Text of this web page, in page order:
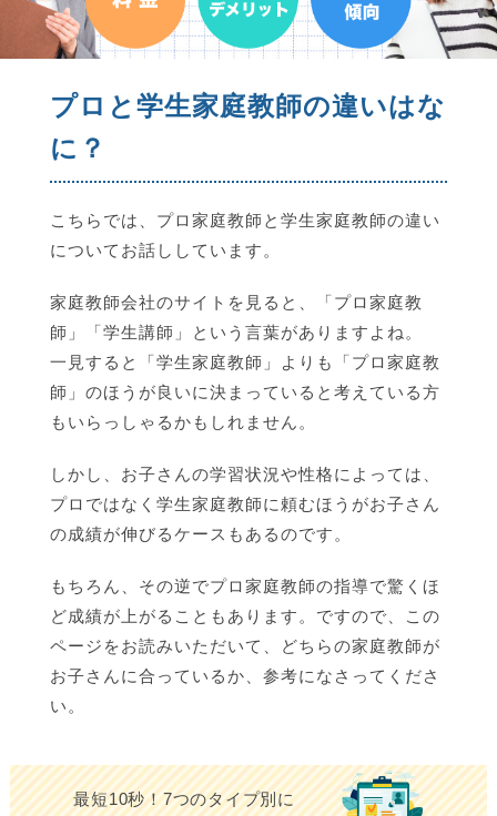
プロと学生家庭教師の違いはな
に？
こちらでは、プロ家庭教師と学生家庭教師の違い
についてお話ししています。
家庭教師会社のサイトを見ると、「プロ家庭教
師」「学生講師」という言葉がありますよね。
一見すると「学生家庭教師」よりも「プロ家庭教
師」のほうが良いに決まっていると考えている方
もいらっしゃるかもしれません。
しかし、お子さんの学習状況や性格によっては、
プロではなく学生家庭教師に頼むほうがお子さん
の成績が伸びるケースもあるのです。
もちろん、その逆でプロ家庭教師の指導で驚くほ
ど成績が上がることもあります。ですので、この
ページをお読みいただいて、どちらの家庭教師が
お子さんに合っているか、参考になさってくださ
い。
最短10秒！7つのタイプ別に